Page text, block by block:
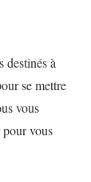
destinés à
se mettre
vous
pour vous